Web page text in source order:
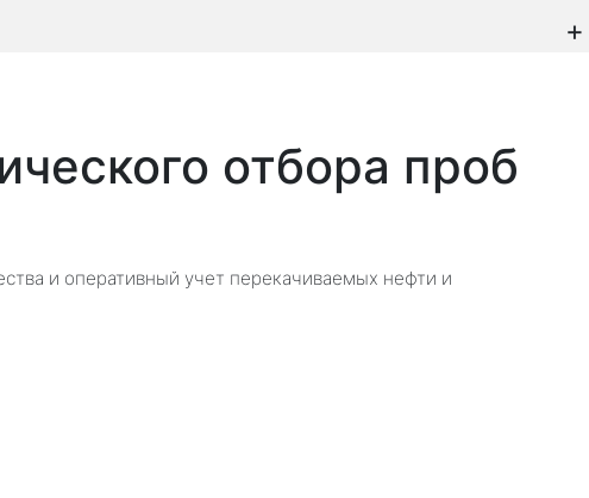
отбора проб
и оперативный учет перекачиваемых нефти и